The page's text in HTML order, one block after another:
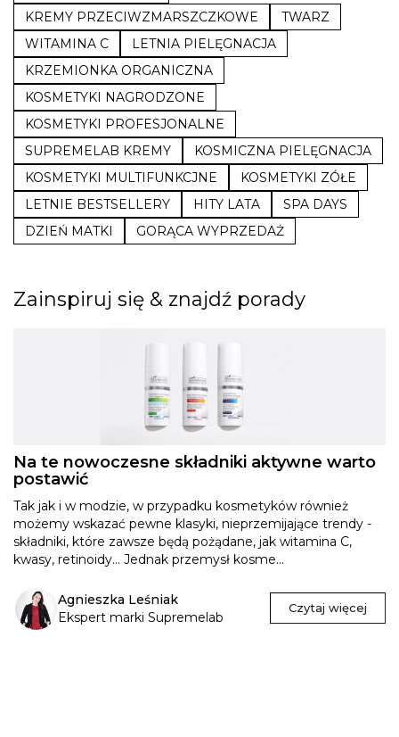
KREMY PRZECIWZMARSZCZKOWE
TWARZ
WITAMINA C
LETNIA PIELĘGNACJA
KRZEMIONKA ORGANICZNA
KOSMETYKI NAGRODZONE
KOSMETYKI PROFESJONALNE
SUPREMELAB KREMY
KOSMICZNA PIELĘGNACJA
KOSMETYKI MULTIFUNKCJNE
KOSMETYKI ZÓŁE
LETNIE BESTSELLERY
HITY LATA
SPA DAYS
DZIEŃ MATKI
GORĄCA WYPRZEDAŻ
Zainspiruj się & znajdź porady
Na te nowoczesne składniki aktywne warto
postawić
Tak jak i w modzie, w przypadku kosmetyków również
możemy wskazać pewne klasyki, nieprzemijające trendy -
składniki, które zawsze będą pożądane, jak witamina C,
kwasy, retinoidy… Jednak przemysł kosme...
Agnieszka Leśniak
Ekspert marki Supremelab
Czytaj więcej